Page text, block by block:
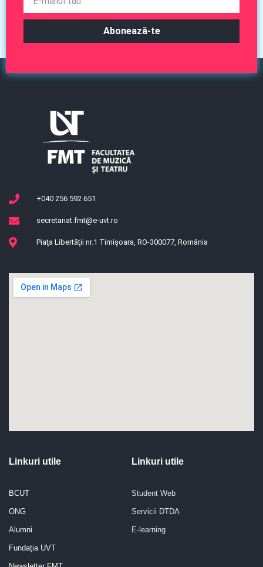
Abonează-te
+040 256 592 651
secretariat.fmt@e-uvt.ro
Piaţa Libertăţii nr.1 Timişoara, RO-300077, România
Linkuri utile
BCUT
ONG
Alumni
Fundația UVT
Linkuri utile
Student Web
Servicii DTDA
E-learning